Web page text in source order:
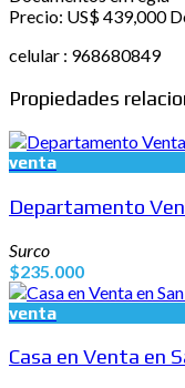
Precio: US$ 439,000
celular : 968680849
Propiedades
venta
Departamento
Surco
$235.000
venta
Casa en Venta en